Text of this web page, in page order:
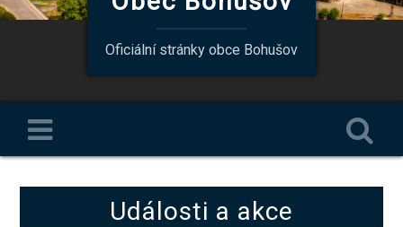
Oficiální stránky obce Bohušov
Události a akce